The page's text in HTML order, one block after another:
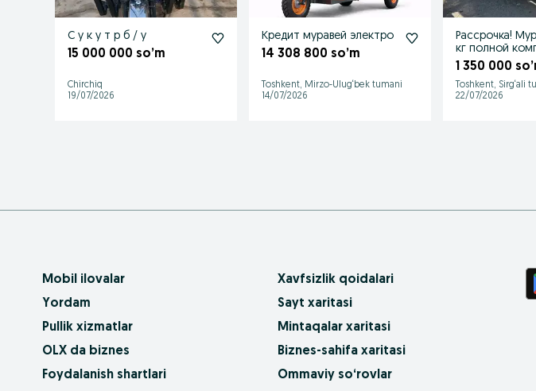
С у к у т р б / у
15 000 000 so’m
Chirchiq
19/07/2026
Кредит муравей электро
14 308 800 so’m
Toshkent, Mirzo-Ulug‘bek tumani
14/07/2026
Рассрочка!
кг полной
1 350 000
Toshkent, Sirg‘ali
22/07/2026
Mobil ilovalar
Yordam
Pullik xizmatlar
OLX da biznes
Foydalanish shartlari
Xavfsizlik qoidalari
Sayt xaritasi
Mintaqalar xaritasi
Biznes-sahifa xaritasi
Ommaviy so‘rovlar